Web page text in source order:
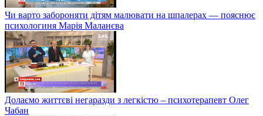
Чи варто забороняти дітям малювати на шпалерах — пояснює
психологиня Марія Маланєва
Долаємо життєві негаразди з легкістю – психотерапевт Олег
Чабан